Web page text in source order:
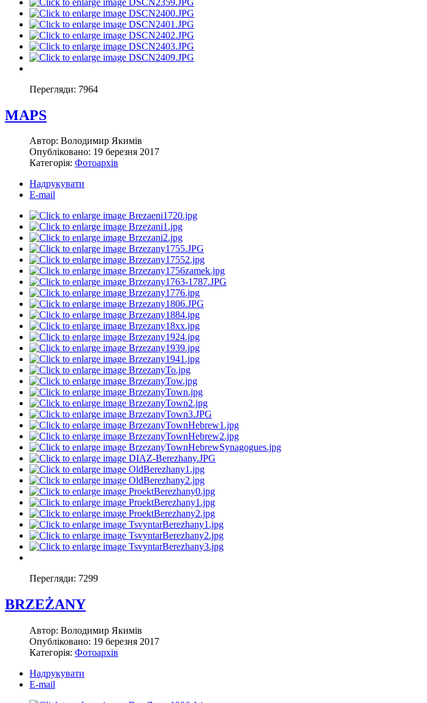
Перегляди: 7964
MAPS
Автор: Володимир Якимів
Опубліковано: 19 березня 2017
Категорія: Фотоархів
Надрукувати
E-mail
Перегляди: 7299
BRZEŻANY
Автор: Володимир Якимів
Опубліковано: 19 березня 2017
Категорія: Фотоархів
Надрукувати
E-mail